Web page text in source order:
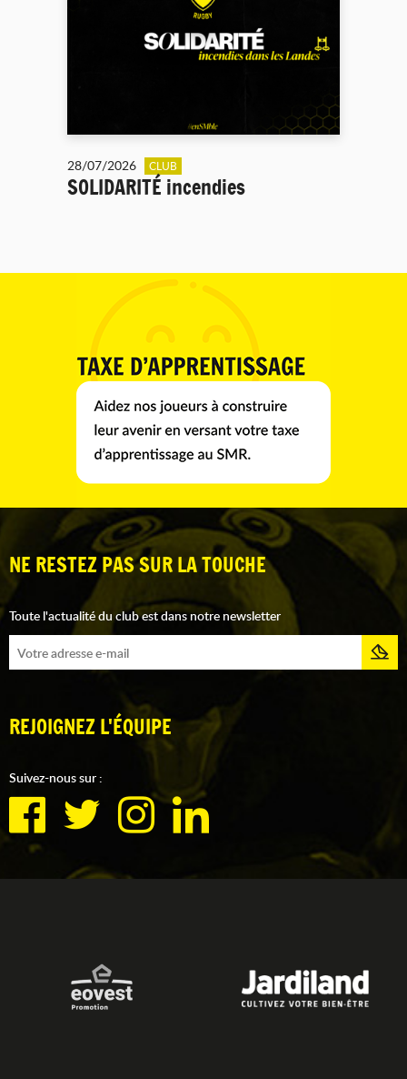
28/07/2026 CLUB
SOLIDARITÉ incendies
NE RESTEZ PAS SUR LA TOUCHE
Toute l'actualité du club est dans notre newsletter
REJOIGNEZ L'ÉQUIPE
Suivez-nous sur :